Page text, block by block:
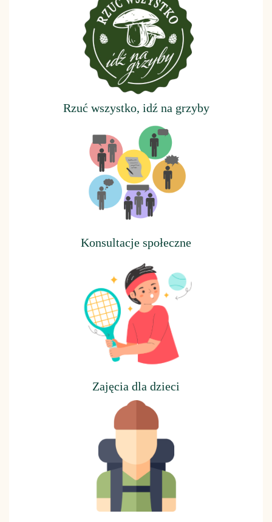
Rzuć wszystko, idź na grzyby
Konsultacje społeczne
Zajęcia dla dzieci